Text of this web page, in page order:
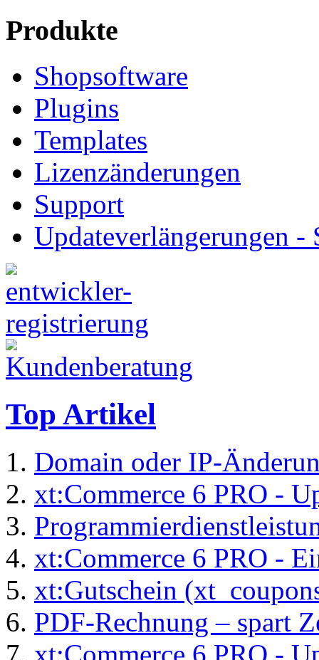
Produkte
Shopsoftware
Plugins
Templates
Lizenzänderungen
Support
Updateverlängerungen -
Top Artikel
Domain oder IP-
xt:Commerce 6 PRO -
xt:Commerce 6 PRO -
xt:Gutschein
PDF-Rechnung – spart